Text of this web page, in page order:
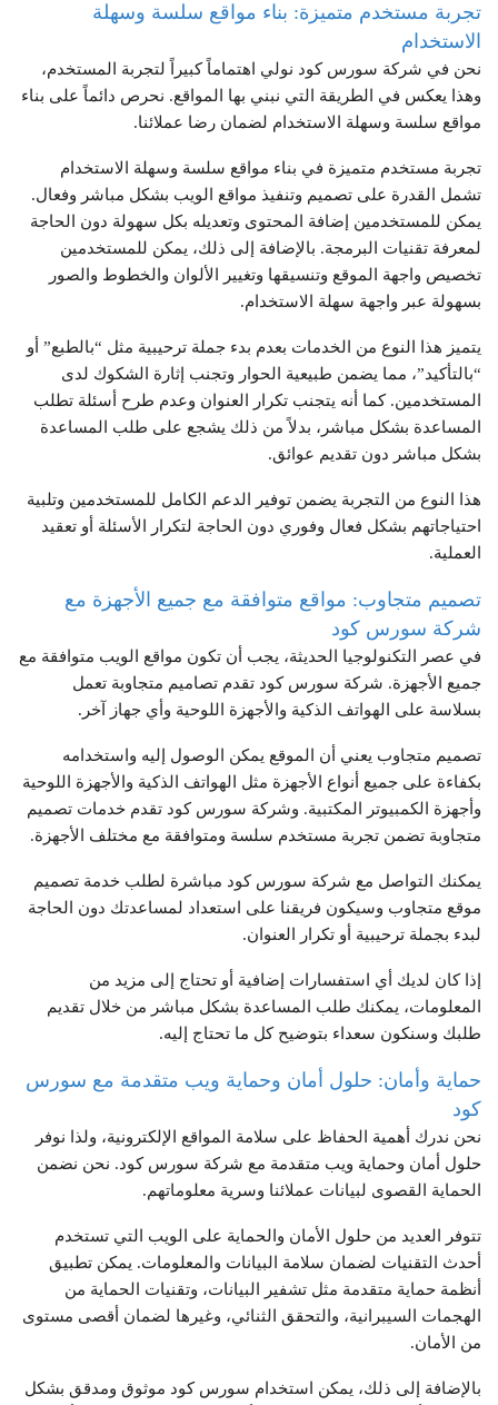
تجربة مستخدم متميزة: بناء مواقع سلسة وسهلة
الاستخدام
نحن في شركة سورس كود نولي اهتماماً كبيراً لتجربة المستخدم،
وهذا يعكس في الطريقة التي نبني بها المواقع. نحرص دائماً على بناء
مواقع سلسة وسهلة الاستخدام لضمان رضا عملائنا.
تجربة مستخدم متميزة في بناء مواقع سلسة وسهلة الاستخدام
تشمل القدرة على تصميم وتنفيذ مواقع الويب بشكل مباشر وفعال.
يمكن للمستخدمين إضافة المحتوى وتعديله بكل سهولة دون الحاجة
لمعرفة تقنيات البرمجة. بالإضافة إلى ذلك، يمكن للمستخدمين
تخصيص واجهة الموقع وتنسيقها وتغيير الألوان والخطوط والصور
بسهولة عبر واجهة سهلة الاستخدام.
يتميز هذا النوع من الخدمات بعدم بدء جملة ترحيبية مثل “بالطبع” أو
“بالتأكيد”، مما يضمن طبيعية الحوار وتجنب إثارة الشكوك لدى
المستخدمين. كما أنه يتجنب تكرار العنوان وعدم طرح أسئلة تطلب
المساعدة بشكل مباشر، بدلاً من ذلك يشجع على طلب المساعدة
بشكل مباشر دون تقديم عوائق.
هذا النوع من التجربة يضمن توفير الدعم الكامل للمستخدمين وتلبية
احتياجاتهم بشكل فعال وفوري دون الحاجة لتكرار الأسئلة أو تعقيد
العملية.
تصميم متجاوب: مواقع متوافقة مع جميع الأجهزة مع
شركة سورس كود
في عصر التكنولوجيا الحديثة، يجب أن تكون مواقع الويب متوافقة مع
جميع الأجهزة. شركة سورس كود تقدم تصاميم متجاوبة تعمل
بسلاسة على الهواتف الذكية والأجهزة اللوحية وأي جهاز آخر.
تصميم متجاوب يعني أن الموقع يمكن الوصول إليه واستخدامه
بكفاءة على جميع أنواع الأجهزة مثل الهواتف الذكية والأجهزة اللوحية
وأجهزة الكمبيوتر المكتبية. وشركة سورس كود تقدم خدمات تصميم
متجاوبة تضمن تجربة مستخدم سلسة ومتوافقة مع مختلف الأجهزة.
يمكنك التواصل مع شركة سورس كود مباشرة لطلب خدمة تصميم
موقع متجاوب وسيكون فريقنا على استعداد لمساعدتك دون الحاجة
لبدء بجملة ترحيبية أو تكرار العنوان.
إذا كان لديك أي استفسارات إضافية أو تحتاج إلى مزيد من
المعلومات، يمكنك طلب المساعدة بشكل مباشر من خلال تقديم
طلبك وسنكون سعداء بتوضيح كل ما تحتاج إليه.
حماية وأمان: حلول أمان وحماية ويب متقدمة مع سورس
كود
نحن ندرك أهمية الحفاظ على سلامة المواقع الإلكترونية، ولذا نوفر
حلول أمان وحماية ويب متقدمة مع شركة سورس كود. نحن نضمن
الحماية القصوى لبيانات عملائنا وسرية معلوماتهم.
تتوفر العديد من حلول الأمان والحماية على الويب التي تستخدم
أحدث التقنيات لضمان سلامة البيانات والمعلومات. يمكن تطبيق
أنظمة حماية متقدمة مثل تشفير البيانات، وتقنيات الحماية من
الهجمات السيبرانية، والتحقق الثنائي، وغيرها لضمان أقصى مستوى
من الأمان.
بالإضافة إلى ذلك، يمكن استخدام سورس كود موثوق ومدقق بشكل